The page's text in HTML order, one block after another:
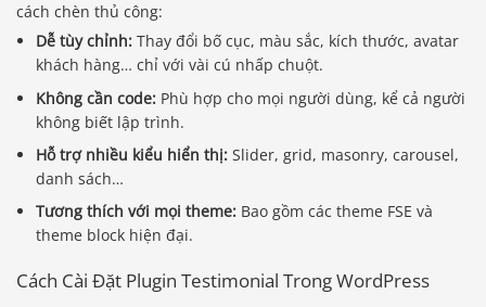
cách chèn thủ công:
Dễ tùy chỉnh: Thay đổi bố cục, màu sắc, kích thước, avatar
khách hàng… chỉ với vài cú nhấp chuột.
Không cần code: Phù hợp cho mọi người dùng, kể cả người
không biết lập trình.
Hỗ trợ nhiều kiểu hiển thị: Slider, grid, masonry, carousel,
danh sách…
Tương thích với mọi theme: Bao gồm các theme FSE và
theme block hiện đại.
Cách Cài Đặt Plugin Testimonial Trong WordPress